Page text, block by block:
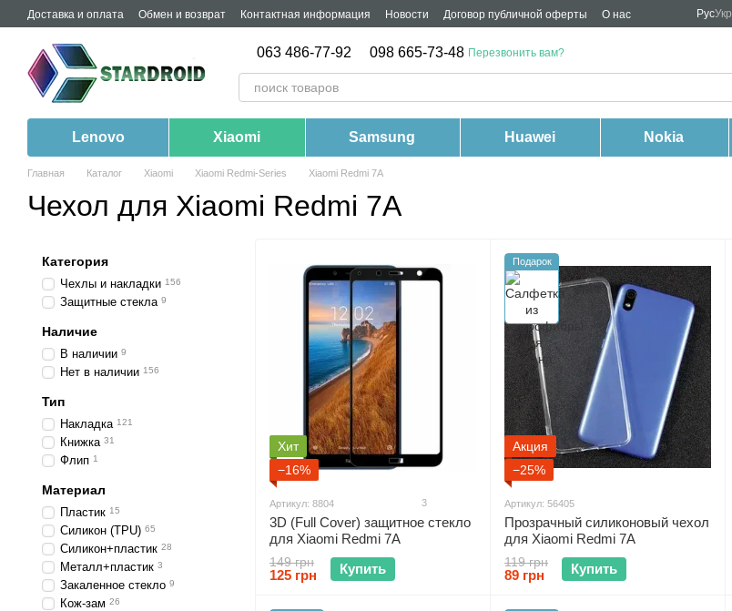
Перейти к основному контенту
Доставка и оплата Обмен и возврат Контактная информация Новости Договор публичной оферты О нас РусУкр
063 486-77-92 098 665-73-48 Перезвонить вам?
Lenovo Xiaomi Samsung Huawei Nokia
Главная Каталог Xiaomi Xiaomi Redmi-Series Xiaomi Redmi 7A
Чехол для Xiaomi Redmi 7A
Хит
−16%
Артикул: 8804 3
3D (Full Cover) защитное стекло
для Xiaomi Redmi 7A
149 грн
125 грн Купить
Подарок
Акция
−25%
Артикул: 56405
Прозрачный силиконовый чехол
для Xiaomi Redmi 7A
119 грн
89 грн Купить
Категория
Чехлы и накладки 156
Защитные стекла 9
Наличие
В наличии 9
Нет в наличии 156
Тип
Накладка 121
Книжка 31
Флип 1
Материал
Пластик 15
Силикон (TPU) 65
Силикон+пластик 28
Металл+пластик 3
Закаленное стекло 9
Кож-зам 26